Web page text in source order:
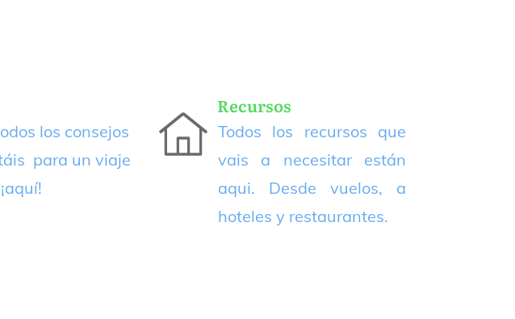
los consejos
para un viaje
¡aquí!
Recursos
Todos los recursos que
vais a necesitar están
aqui. Desde vuelos, a
hoteles y restaurantes.